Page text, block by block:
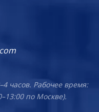
часов. Рабочее время:
по Москве).